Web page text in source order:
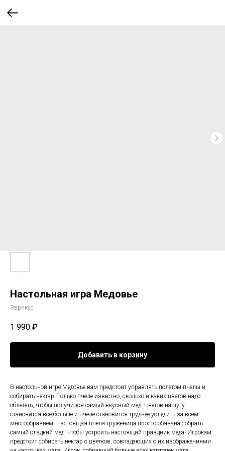
Настольная игра Медовье
Эврикус
1 990 ₽
Добавить в корзину
В настольной игре Медовье вам предстоит управлять полетом пчелы и
собирать нектар. Только пчеле известно, сколько и каких цветов надо
облететь, чтобы получился самый вкусный мёд! Цветов на лугу
становится всё больше и пчеле становится труднее уследить за всем
многообразием. Настоящая пчела-труженица просто обязана собрать
самый сладкий мёд, чтобы устроить настоящий праздник мёда! Игрокам
предстоит собирать нектар с цветков, совпадающих с их изображениями